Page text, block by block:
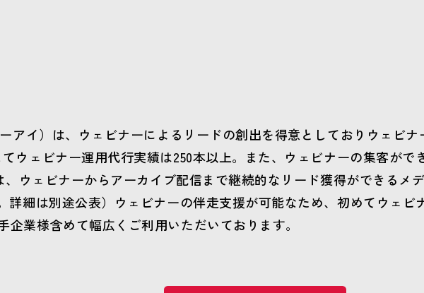
アイ）は、ウェビナーによるリードの創出を得意としておりウェビ
ウェビナー運用代行実績は250本以上。また、ウェビナーの集客がで
、ウェビナーからアーカイブ配信まで継続的なリード獲得ができるメ
詳細は別途公表）ウェビナーの伴走支援が可能なため、初めてウェビ
企業様含めて幅広くご利用いただいております。